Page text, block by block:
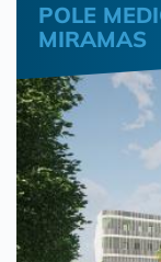
POLE
MIRAMAS